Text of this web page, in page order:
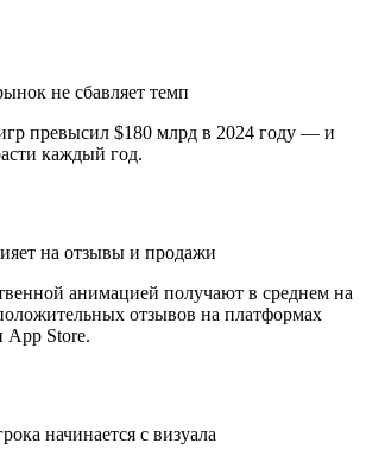
не сбавляет темп
превысил $180 млрд в 2024 году — и
каждый год.
на отзывы и продажи
анимацией получают в среднем на
отзывов на платформах
App Store.
начинается с визуала